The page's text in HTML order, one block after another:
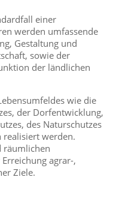
einer
werden umfassende
Gestaltung und
sowie der
der ländlichen
wie die
der Dorfentwicklung,
des Naturschutzes
realisiert werden.
räumlichen
agrar-,
Ziele.